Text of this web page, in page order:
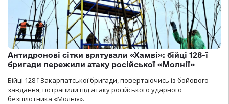
Антидронові сітки врятували «Хамві»: бійці 128-ї
бригади пережили атаку російської «Молнії»
Бійці 128-ї Закарпатської бригади, повертаючись із бойового
завдання, потрапили під атаку російського ударного
безпілотника «Молнія».